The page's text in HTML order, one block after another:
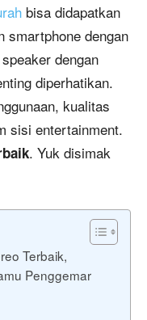
bisa didapatkan
smartphone dengan
dengan
diperhatikan.
kualitas
sisi entertainment.
. Yuk disimak
Terbaik,
Penggemar